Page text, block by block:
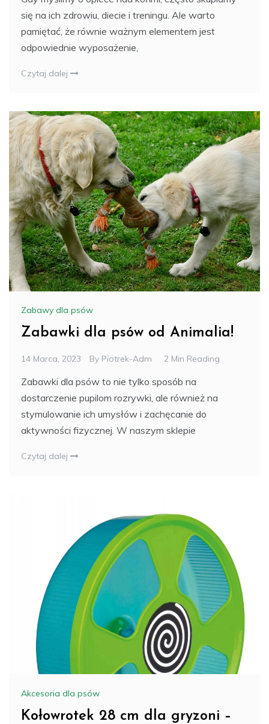
się na ich zdrowiu, diecie i treningu. Ale warto
pamiętać, że równie ważnym elementem jest
odpowiednie wyposażenie,
Czytaj dalej
Zabawy dla psów
Zabawki dla psów od Animalia!
14 Marca, 2023 By Piotrek-Adm 2 Min Reading
Zabawki dla psów to nie tylko sposób na
dostarczenie pupilom rozrywki, ale również na
stymulowanie ich umysłów i zachęcanie do
aktywności fizycznej. W naszym sklepie
Czytaj dalej
Akcesoria dla psów
Kołowrotek 28 cm dla gryzoni –